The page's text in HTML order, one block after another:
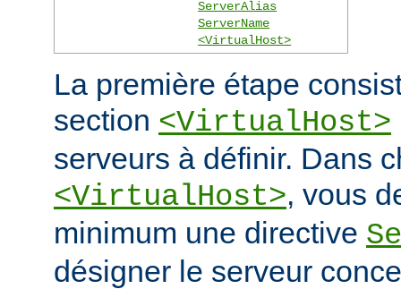
ServerAlias
ServerName
<VirtualHost>
La première étape
section <VirtualHost>
serveurs à définir. Dans
<VirtualHost>, vous
minimum une directive
désigner le serveur